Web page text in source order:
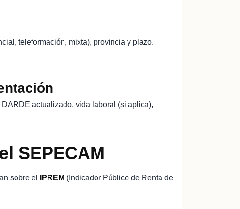
teleformación, mixta), provincia y plazo.
actualizado, vida laboral (si aplica),
SEPECAM
sobre el IPREM (Indicador Público de Renta de